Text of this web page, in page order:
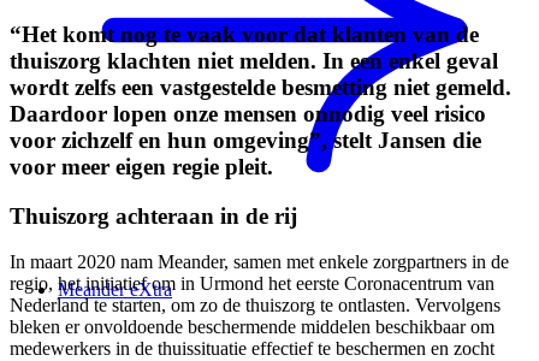
Meander eXtra
“Het komt nog te vaak voor dat klanten van de
thuiszorg klachten niet melden. In een enkel geval
wordt zelfs een vastgestelde besmetting niet gemeld.
Daardoor lopen onze mensen onnodig veel risico
voor zichzelf en hun omgeving”, stelt Jansen die
voor meer eigen regie pleit.
Thuiszorg achteraan in de rij
In maart 2020 nam Meander, samen met enkele zorgpartners in de
regio, het initiatief om in Urmond het eerste Coronacentrum van
Nederland te starten, om zo de thuiszorg te ontlasten. Vervolgens
bleken er onvoldoende beschermende middelen beschikbaar om
medewerkers in de thuissituatie effectief te beschermen en zocht